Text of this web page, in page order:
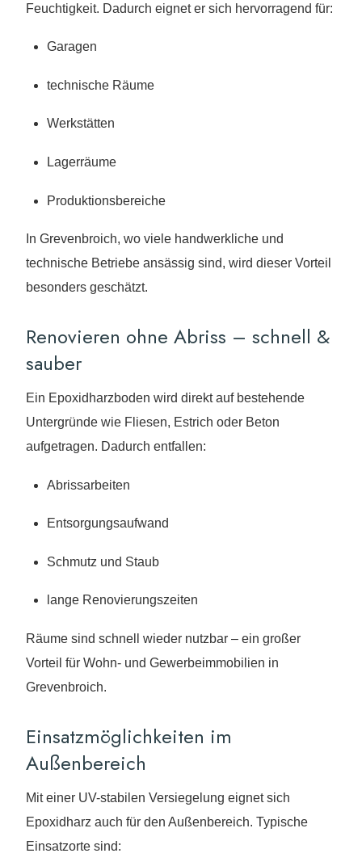
Feuchtigkeit. Dadurch eignet er sich hervorragend für:
Garagen
technische Räume
Werkstätten
Lagerräume
Produktionsbereiche
In Grevenbroich, wo viele handwerkliche und
technische Betriebe ansässig sind, wird dieser Vorteil
besonders geschätzt.
Renovieren ohne Abriss – schnell &
sauber
Ein Epoxidharzboden wird direkt auf bestehende
Untergründe wie Fliesen, Estrich oder Beton
aufgetragen. Dadurch entfallen:
Abrissarbeiten
Entsorgungsaufwand
Schmutz und Staub
lange Renovierungszeiten
Räume sind schnell wieder nutzbar – ein großer
Vorteil für Wohn- und Gewerbeimmobilien in
Grevenbroich.
Einsatzmöglichkeiten im
Außenbereich
Mit einer UV-stabilen Versiegelung eignet sich
Epoxidharz auch für den Außenbereich. Typische
Einsatzorte sind: